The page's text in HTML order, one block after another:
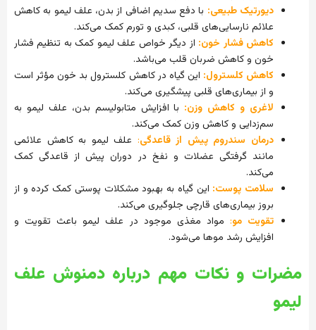
دیورتیک طبیعی: با دفع سدیم اضافی از بدن، علف لیمو به کاهش
علائم نارسایی‌های قلبی، کبدی و تورم کمک می‌کند.
کاهش فشار خون: از دیگر خواص علف لیمو کمک به تنظیم فشار
خون و کاهش ضربان قلب می‌باشد.
کاهش کلسترول: این گیاه در کاهش کلسترول بد خون مؤثر است
و از بیماری‌های قلبی پیشگیری می‌کند.
لاغری و کاهش وزن: با افزایش متابولیسم بدن، علف لیمو به
سم‌زدایی و کاهش وزن کمک می‌کند.
درمان سندروم پیش از قاعدگی: علف لیمو به کاهش علائمی
مانند گرفتگی عضلات و نفخ در دوران پیش از قاعدگی کمک
می‌کند.
سلامت پوست: این گیاه به بهبود مشکلات پوستی کمک کرده و از
بروز بیماری‌های قارچی جلوگیری می‌کند.
تقویت مو: مواد مغذی موجود در علف لیمو باعث تقویت و
افزایش رشد موها می‌شود.
مضرات و نکات مهم درباره دمنوش علف
لیمو